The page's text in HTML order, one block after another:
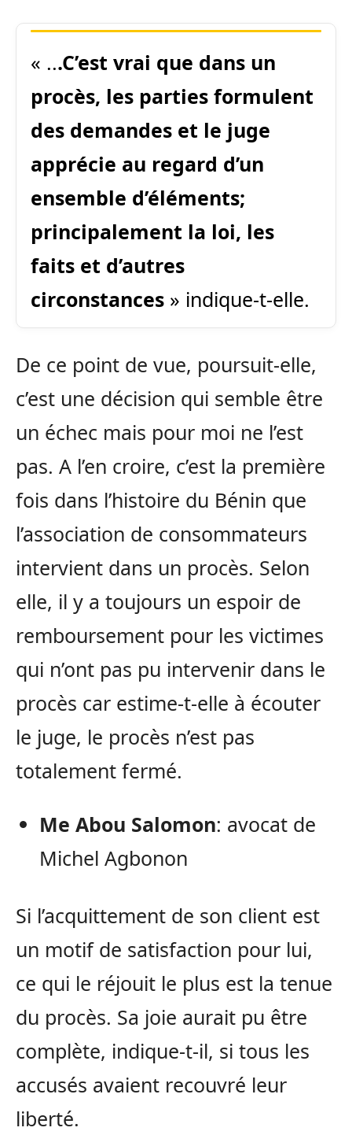
« ...C’est vrai que dans un
procès, les parties formulent
des demandes et le juge
apprécie au regard d’un
ensemble d’éléments;
principalement la loi, les
faits et d’autres
circonstances » indique-t-elle.
De ce point de vue, poursuit-elle,
c’est une décision qui semble être
un échec mais pour moi ne l’est
pas. A l’en croire, c’est la première
fois dans l’histoire du Bénin que
l’association de consommateurs
intervient dans un procès. Selon
elle, il y a toujours un espoir de
remboursement pour les victimes
qui n’ont pas pu intervenir dans le
procès car estime-t-elle à écouter
le juge, le procès n’est pas
totalement fermé.
Me Abou Salomon: avocat de
Michel Agbonon
Si l’acquittement de son client est
un motif de satisfaction pour lui,
ce qui le réjouit le plus est la tenue
du procès. Sa joie aurait pu être
complète, indique-t-il, si tous les
accusés avaient recouvré leur
liberté.